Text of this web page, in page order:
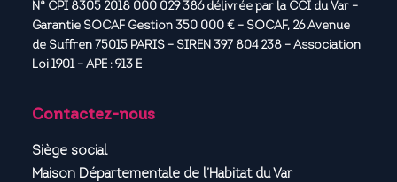
N° CPI 8305 2018 000 029 386 délivrée par la CCI du Var –
Garantie SOCAF Gestion 350 000 € – SOCAF, 26 Avenue
de Suffren 75015 PARIS – SIREN 397 804 238 – Association
Loi 1901 – APE : 913 E
Contactez-nous
Siège social
Maison Départementale de l’Habitat du Var